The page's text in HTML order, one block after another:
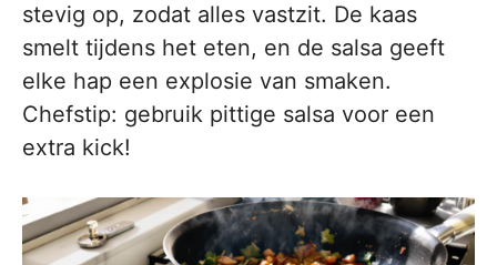
stevig op, zodat alles vastzit. De kaas
smelt tijdens het eten, en de salsa geeft
elke hap een explosie van smaken.
Chefstip: gebruik pittige salsa voor een
extra kick!